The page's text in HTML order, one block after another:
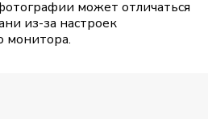
может отличаться
из-за настроек
монитора.